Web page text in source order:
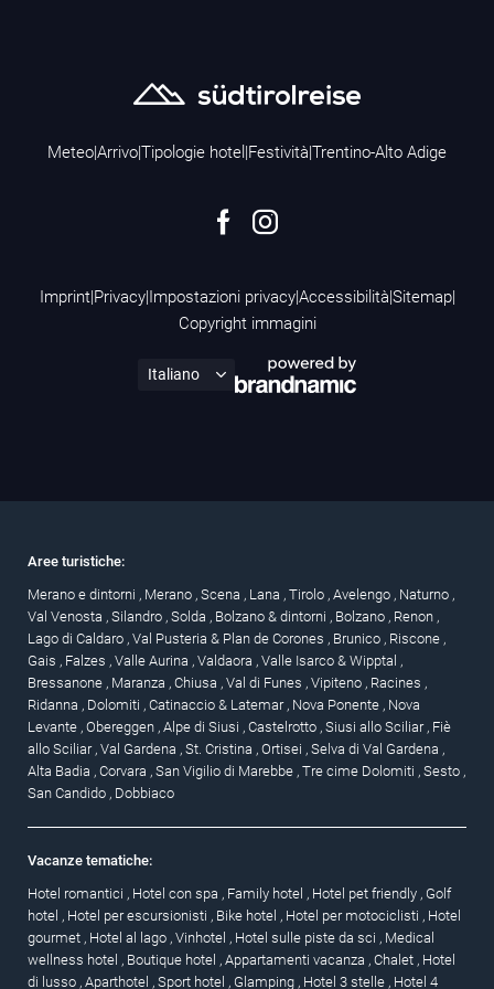
Meteo|Arrivo|Tipologie hotel |Festività|Trentino-Alto Adige
Imprint|Privacy|Impostazioni privacy|Accessibilità|Sitemap|
Copyright immagini
Aree turistiche:
Merano e dintorni , Merano , Scena , Lana , Tirolo , Avelengo , Naturno ,
Val Venosta , Silandro , Solda , Bolzano & dintorni , Bolzano , Renon ,
Lago di Caldaro , Val Pusteria & Plan de Corones , Brunico , Riscone ,
Gais , Falzes , Valle Aurina , Valdaora , Valle Isarco & Wipptal ,
Bressanone , Maranza , Chiusa , Val di Funes , Vipiteno , Racines ,
Ridanna , Dolomiti , Catinaccio & Latemar , Nova Ponente , Nova
Levante , Obereggen , Alpe di Siusi , Castelrotto , Siusi allo Sciliar , Fiè
allo Sciliar , Val Gardena , St. Cristina , Ortisei , Selva di Val Gardena ,
Alta Badia , Corvara , San Vigilio di Marebbe , Tre cime Dolomiti , Sesto ,
San Candido , Dobbiaco
Vacanze tematiche:
Hotel romantici , Hotel con spa , Family hotel , Hotel pet friendly , Golf
hotel , Hotel per escursionisti , Bike hotel , Hotel per motociclisti , Hotel
gourmet , Hotel al lago , Vinhotel , Hotel sulle piste da sci , Medical
wellness hotel , Boutique hotel , Appartamenti vacanza , Chalet , Hotel
di lusso , Aparthotel , Sport hotel , Glamping , Hotel 3 stelle , Hotel 4